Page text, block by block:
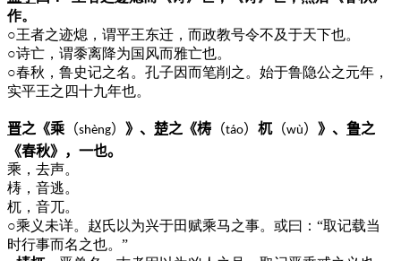
作。
○王者之迹熄，谓平王东迁，而政教号令不及于天下也。
○诗亡，谓黍离降为国风而雅亡也。
○春秋，鲁史记之名。孔子因而笔削之。始于鲁隐公之元年，
实平王之四十九年也。
晋之《乘 （shèng） 》、 楚之《梼 （táo） 杌（wù） 》、 鲁之
《春秋》，一也。
乘，去声。
梼，音逃。
杌，音兀。
○乘义未详。赵氏以为兴于田赋乘马之事。或曰：“取记载当
时行事而名之也。”